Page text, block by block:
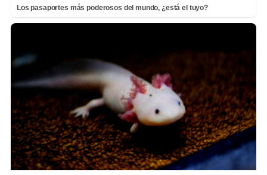
Los pasaportes más poderosos del mundo, ¿está el tuyo?